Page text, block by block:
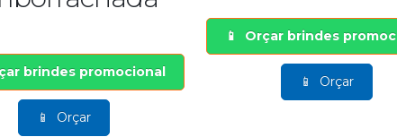
promocional
Orçar
Orçar brindes promocional
Orçar